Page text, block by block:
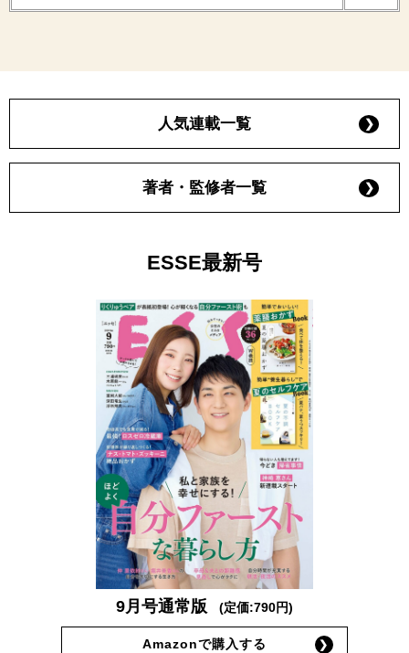
人気連載一覧
著者・監修者一覧
ESSE最新号
9月号通常版 (定価:790円)
Amazonで購入する